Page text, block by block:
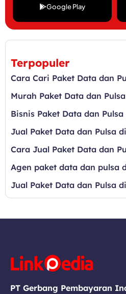
Google Play
Terpopuler
Cara Cari Paket Data dan
Murah Paket Data dan
Bisnis Paket Data dan
Jual Paket Data dan Pulsa
Cara Jual Paket Data dan
Agen paket data dan pulsa
Jual Paket Data dan Pulsa
PT Gerbang Pembayaran